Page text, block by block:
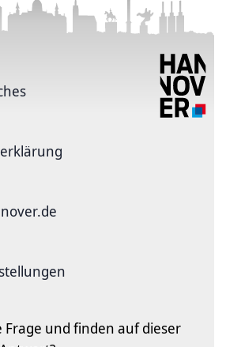
Frage und finden auf dieser